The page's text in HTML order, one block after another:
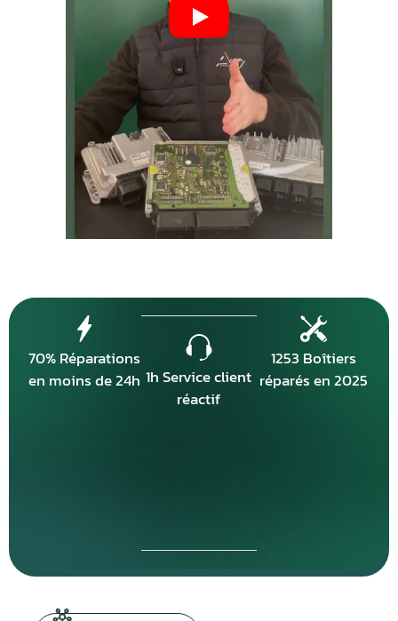
70% Réparations
en moins de 24h 1h Service client
réactif
1253 Boîtiers
réparés en 2025